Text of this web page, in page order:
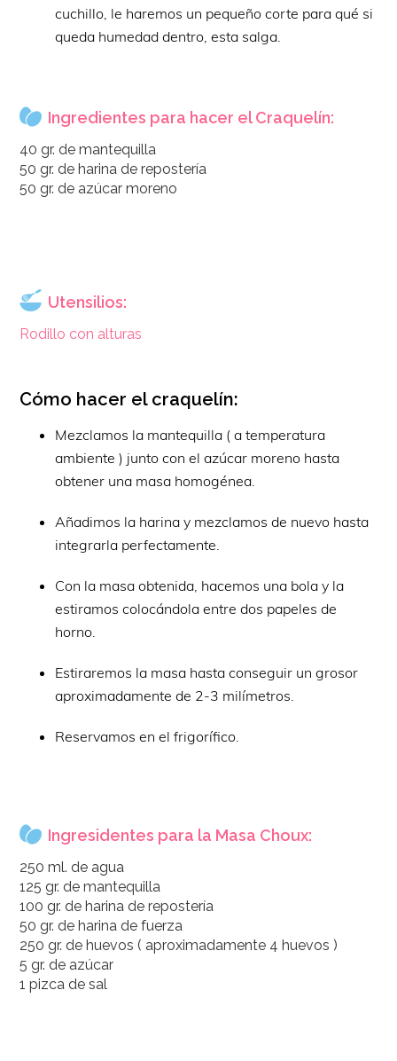
cuchillo, le haremos un pequeño corte para qué si
queda humedad dentro, esta salga.
Ingredientes para hacer el Craquelín:
40 gr. de mantequilla
50 gr. de harina de repostería
50 gr. de azúcar moreno
Utensilios:
Rodillo con alturas
Cómo hacer el craquelín:
Mezclamos la mantequilla ( a temperatura
ambiente ) junto con el azúcar moreno hasta
obtener una masa homogénea.
Añadimos la harina y mezclamos de nuevo hasta
integrarla perfectamente.
Con la masa obtenida, hacemos una bola y la
estiramos colocándola entre dos papeles de
horno.
Estiraremos la masa hasta conseguir un grosor
aproximadamente de 2-3 milímetros.
Reservamos en el frigorífico.
Ingresidentes para la Masa Choux:
250 ml. de agua
125 gr. de mantequilla
100 gr. de harina de repostería
50 gr. de harina de fuerza
250 gr. de huevos ( aproximadamente 4 huevos )
5 gr. de azúcar
1 pizca de sal